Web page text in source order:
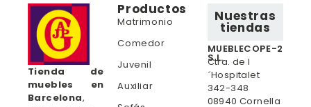
Tienda de
muebles en
Barcelona,
Productos
Matrimonio
Comedor
Juvenil
Auxiliar
Nuestras
tiendas
MUEBLECOPE-2
S.L.
Ctra. de l
´Hospitalet
342-348
08940 Cornella